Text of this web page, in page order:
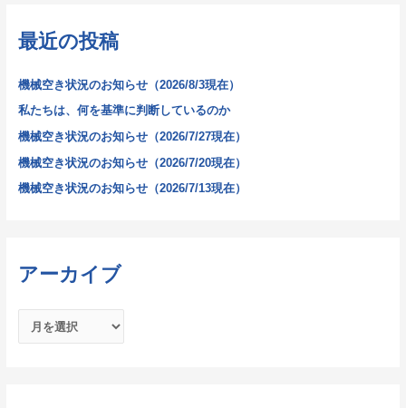
:最近の投稿
機械空き状況のお知らせ（2026/8/3現在）
私たちは、何を基準に判断しているのか
機械空き状況のお知らせ（2026/7/27現在）
機械空き状況のお知らせ（2026/7/20現在）
機械空き状況のお知らせ（2026/7/13現在）
アーカイブ